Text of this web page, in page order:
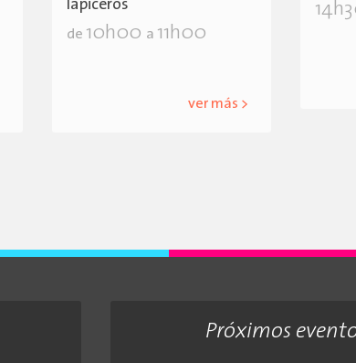
lapiceros
de 10h00 a 11h00
ver más >
Próximos